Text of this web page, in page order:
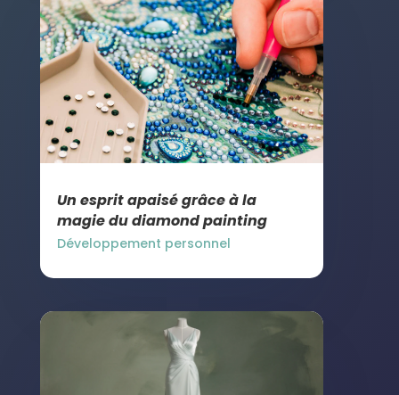
Un esprit apaisé grâce à la
magie du diamond painting
Développement personnel